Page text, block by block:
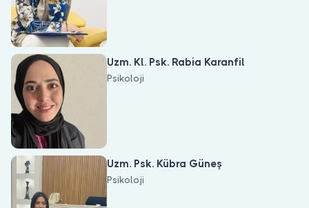
Uzm. Kl. Psk. Rabia Karanfil
Psikoloji
Uzm. Psk. Kübra Güneş
Psikoloji